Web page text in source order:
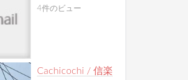
4件のビュー
Cachicochi / 信楽